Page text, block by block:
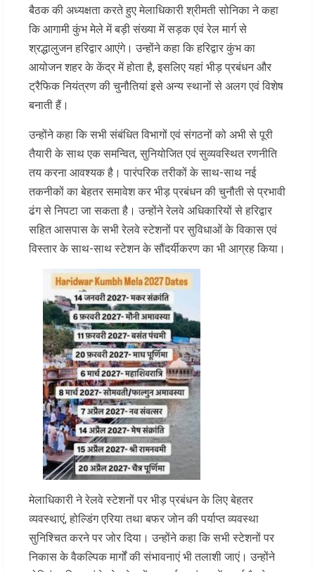
बैठक की अध्यक्षता करते हुए मेलाधिकारी श्रीमती सोनिका ने कहा
कि आगामी कुंभ मेले में बड़ी संख्या में सड़क एवं रेल मार्ग से
श्रद्धालुजन हरिद्वार आएंगे। उन्होंने कहा कि हरिद्वार कुंभ का
आयोजन शहर के केंद्र में होता है, इसलिए यहां भीड़ प्रबंधन और
ट्रैफिक नियंत्रण की चुनौतियां इसे अन्य स्थानों से अलग एवं विशेष
बनाती हैं।
उन्होंने कहा कि सभी संबंधित विभागों एवं संगठनों को अभी से पूरी
तैयारी के साथ एक समन्वित, सुनियोजित एवं सुव्यवस्थित रणनीति
तय करना आवश्यक है। पारंपरिक तरीकों के साथ-साथ नई
तकनीकों का बेहतर समावेश कर भीड़ प्रबंधन की चुनौती से प्रभावी
ढंग से निपटा जा सकता है। उन्होंने रेलवे अधिकारियों से हरिद्वार
सहित आसपास के सभी रेलवे स्टेशनों पर सुविधाओं के विकास एवं
विस्तार के साथ-साथ स्टेशन के सौंदर्यीकरण का भी आग्रह किया।
मेलाधिकारी ने रेलवे स्टेशनों पर भीड़ प्रबंधन के लिए बेहतर
व्यवस्थाएं, होल्डिंग एरिया तथा बफर जोन की पर्याप्त व्यवस्था
सुनिश्चित करने पर जोर दिया। उन्होंने कहा कि सभी स्टेशनों पर
निकास के वैकल्पिक मार्गों की संभावनाएं भी तलाशी जाएं। उन्होंने